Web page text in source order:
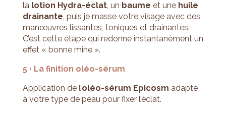
la lotion Hydra-éclat, un baume et une huile
drainante, puis je masse votre visage avec des
manœuvres lissantes, toniques et drainantes.
C’est cette étape qui redonne instantanément un
effet « bonne mine ».
5 • La finition oléo-sérum
Application de l’oléo-sérum Epicosm adapté
à votre type de peau pour fixer l’éclat.